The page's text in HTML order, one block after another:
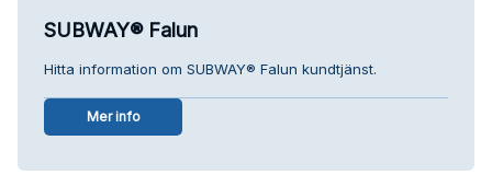
SUBWAY® Falun
Hitta information om SUBWAY® Falun kundtjänst.
Mer info